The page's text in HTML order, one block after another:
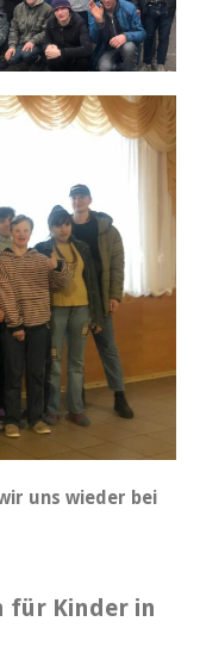
uns wieder bei
für Kinder in